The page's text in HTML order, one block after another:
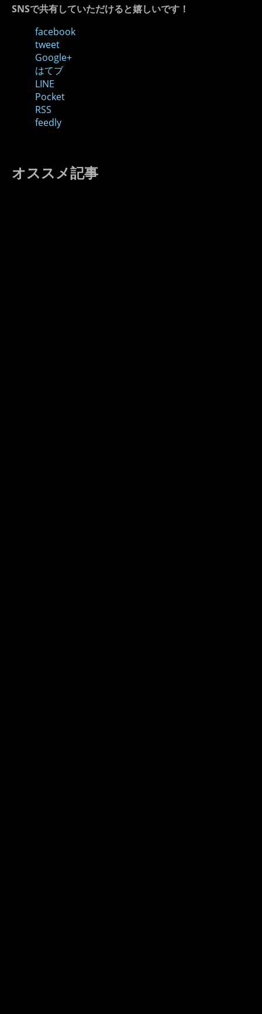
SNSで共有していただけると嬉しいです！
facebook
tweet
Google+
はてブ
LINE
Pocket
RSS
feedly
オススメ記事